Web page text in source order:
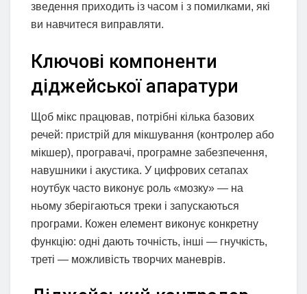
зведення приходить із часом і з помилками, які
ви навчитеся виправляти.
Ключові компоненти
діджейської апаратури
Щоб мікс працював, потрібні кілька базових
речей: пристрій для мікшування (контролер або
мікшер), програвачі, програмне забезпечення,
навушники і акустика. У цифрових сетапах
ноутбук часто виконує роль «мозку» — на
ньому зберігаються треки і запускаються
програми. Кожен елемент виконує конкретну
функцію: одні дають точність, інші — гнучкість,
треті — можливість творчих маневрів.